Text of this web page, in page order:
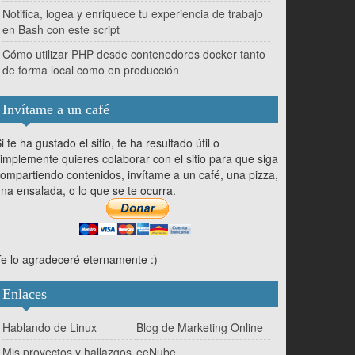
Notifica, logea y enriquece tu experiencia de trabajo
en Bash con este script
Cómo utilizar PHP desde contenedores docker tanto
de forma local como en producción
Invítame a un café
te ha gustado el sitio, te ha resultado útil o
quieres colaborar con el sitio para que siga
contenidos, invítame a un café, una pizza,
ensalada, o lo que se te ocurra.
lo agradeceré eternamente :)
Enlaces
Hablando de Linux
Blog de Marketing Online